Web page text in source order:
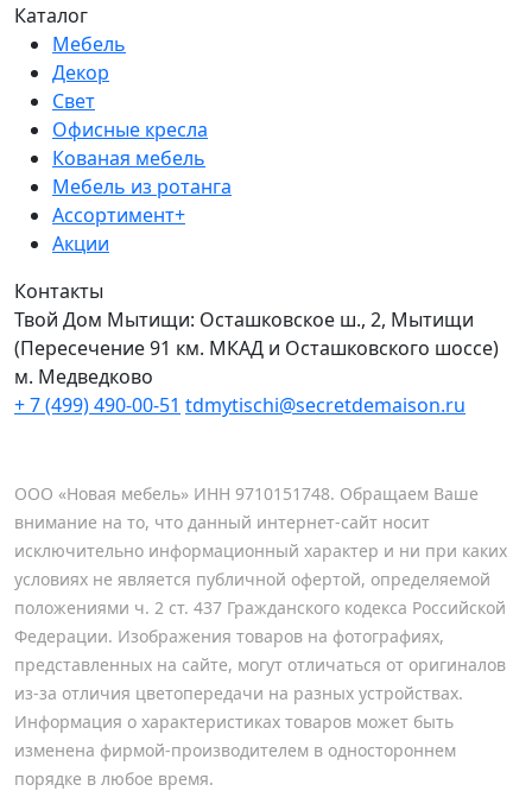
Каталог
Мебель
Декор
Свет
Офисные кресла
Кованая мебель
Мебель из ротанга
Ассортимент+
Акции
Контакты
Твой Дом Мытищи: Осташковское ш., 2, Мытищи
(Пересечение 91 км. МКАД и Осташковского шоссе)
м. Медведково
+ 7 (499) 490-00-51 tdmytischi@secretdemaison.ru
ООО «Новая мебель» ИНН 9710151748. Обращаем Ваше
внимание на то, что данный интернет-сайт носит
исключительно информационный характер и ни при каких
условиях не является публичной офертой, определяемой
положениями ч. 2 ст. 437 Гражданского кодекса Российской
Федерации. Изображения товаров на фотографиях,
представленных на сайте, могут отличаться от оригиналов
из-за отличия цветопередачи на разных устройствах.
Информация о характеристиках товаров может быть
изменена фирмой-производителем в одностороннем
порядке в любое время.